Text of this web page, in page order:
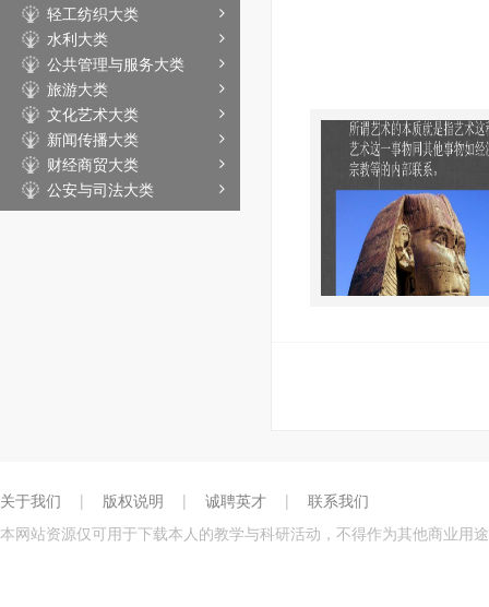
轻工纺织大类
水利大类
公共管理与服务大类
旅游大类
文化艺术大类
新闻传播大类
财经商贸大类
公安与司法大类
关于我们 | 版权说明 | 诚聘英才 |
联系我们
本网站资源仅可用于下载本人的教学与科研活动，不得作为其他商业用